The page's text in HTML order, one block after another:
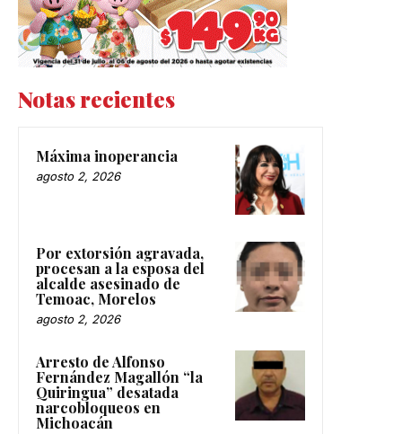
Notas recientes
Máxima inoperancia
agosto 2, 2026
Por extorsión agravada,
procesan a la esposa del
alcalde asesinado de
Temoac, Morelos
agosto 2, 2026
Arresto de Alfonso
Fernández Magallón “la
Quiringua” desatada
narcobloqueos en
Michoacán